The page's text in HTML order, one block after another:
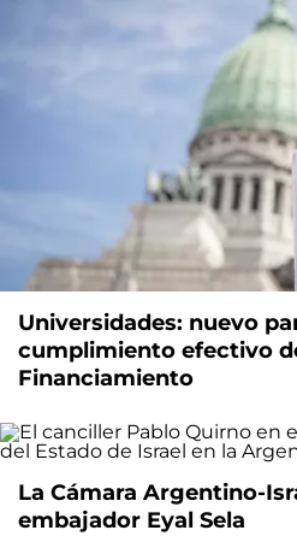
Universidades: nuevo
cumplimiento efectivo
Financiamiento
La Cámara Argentino-
embajador Eyal Sela